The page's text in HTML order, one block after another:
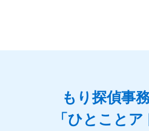
もり探偵事
「ひとことア